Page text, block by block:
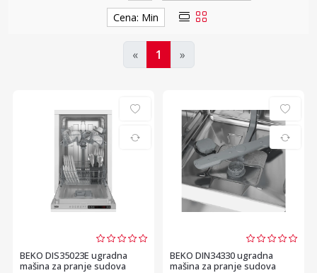
Cena: Min
« 1 »
BEKO DIS35023E ugradna
mašina za pranje sudova
BEKO DIN34330 ugradna
mašina za pranje sudova